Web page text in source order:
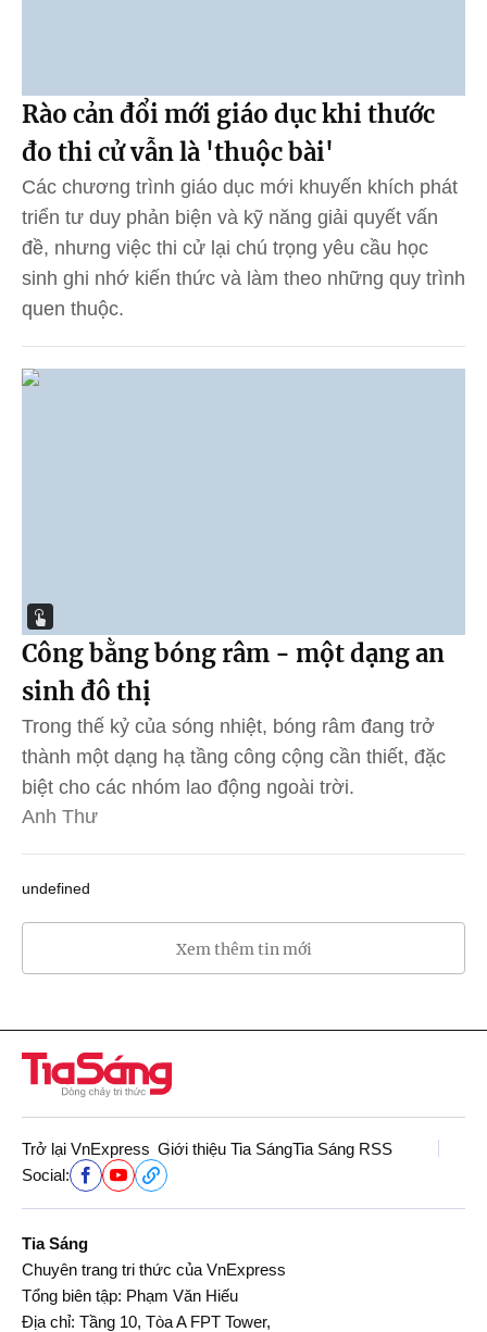
Rào cản đổi mới giáo dục khi thước
đo thi cử vẫn là 'thuộc bài'
Các chương trình giáo dục mới khuyến khích phát
triển tư duy phản biện và kỹ năng giải quyết vấn
đề, nhưng việc thi cử lại chú trọng yêu cầu học
sinh ghi nhớ kiến thức và làm theo những quy trình
quen thuộc.
Công bằng bóng râm - một dạng an
sinh đô thị
Trong thế kỷ của sóng nhiệt, bóng râm đang trở
thành một dạng hạ tầng công cộng cần thiết, đặc
biệt cho các nhóm lao động ngoài trời.
Anh Thư
undefined
Xem thêm tin mới
Trở lại VnExpress Giới thiệu Tia SángTia Sáng RSS
Social:
Tia Sáng
Chuyên trang tri thức của VnExpress
Tổng biên tập: Phạm Văn Hiếu
Địa chỉ: Tầng 10, Tòa A FPT Tower,